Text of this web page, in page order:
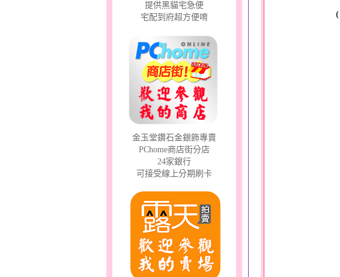
提供黑貓宅急便
宅配到府超方便唷
金玉堂鑽石金銀飾專賣
PChome商店街分店
24家銀行
可接受線上分期刷卡
(